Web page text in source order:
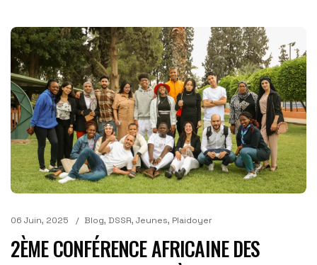
06 Juin, 2025 Blog, DSSR, Jeunes, Plaidoyer
2ÈME CONFÉRENCE AFRICAINE DES